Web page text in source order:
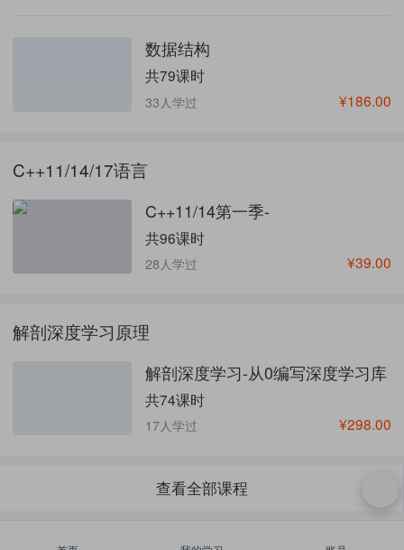
数据结构
共79课时
33人学过 ¥186.00
C++11/14/17语言
C++11/14第一季-
共96课时
28人学过 ¥39.00
解剖深度学习原理
解剖深度学习-从0编写深度学习库
共74课时
17人学过 ¥298.00
查看全部课程